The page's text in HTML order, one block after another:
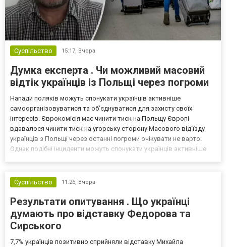
Суспільство 15:17, Вчора
Думка експерта . Чи можливий масовий
відтік українців із Польщі через погроми
Напади поляків можуть спонукати українців активніше
самоорганізовуватися та об’єднуватися для захисту своїх
інтересів. Єврокомісія має чинити тиск на Польщу Європі
вдавалося чинити тиск на угорську сторону Масового від'їзду
українців з Польщі через останні погроми очікувати не варто.
Однак подібні інциденти можуть спонукати українців активніше
Суспільство
11:26, Вчора
Результати опитування . Що українці
думають про відставку Федорова та
Сирського
7,7% українців позитивно сприйняли відставку Михайла